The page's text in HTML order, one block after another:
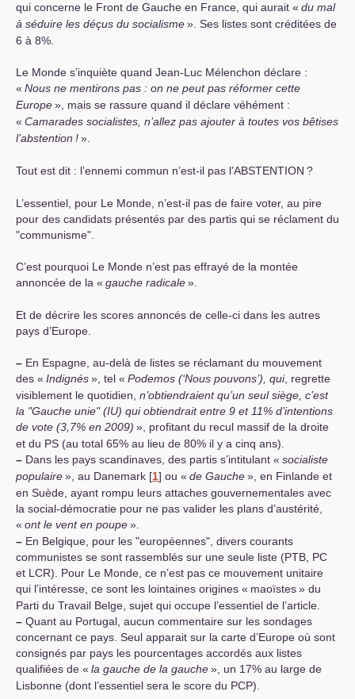
qui concerne le Front de Gauche en France, qui aurait « du mal
à séduire les déçus du socialisme». Ses listes sont créditées de
6 à 8%.
Le Monde s’inquiète quand Jean-Luc Mélenchon déclare :
« Nous ne mentirons pas : on ne peut pas réformer cette
Europe», mais se rassure quand il déclare véhément :
« Camarades socialistes, n’allez pas ajouter à toutes vos bêtises
l’abstention !».
Tout est dit : l’ennemi commun n’est-il pas l’ABSTENTION ?
L’essentiel, pour Le Monde, n’est-il pas de faire voter, au pire
pour des candidats présentés par des partis qui se réclament du
"communisme".
C’est pourquoi Le Monde n’est pas effrayé de la montée
annoncée de la « gauche radicale».
Et de décrire les scores annoncés de celle-ci dans les autres
pays d’Europe.
– En Espagne, au-delà de listes se réclamant du mouvement
des « Indignés», tel « Podemos (‘Nous pouvons’), qui, regrette
visiblement le quotidien, n’obtiendraient qu’un seul siège, c’est
la "Gauche unie" (IU) qui obtiendrait entre 9 et 11% d’intentions
de vote (3,7% en 2009) », profitant du recul massif de la droite
et du PS (au total 65% au lieu de 80% il y a cinq ans).
– Dans les pays scandinaves, des partis s’intitulant « socialiste
populaire», au Danemark [1] ou « de Gauche», en Finlande et
en Suède, ayant rompu leurs attaches gouvernementales avec
la social-démocratie pour ne pas valider les plans d’austérité,
« ont le vent en poupe».
– En Belgique, pour les "européennes", divers courants
communistes se sont rassemblés sur une seule liste (PTB PC
et LCR). Pour Le Monde, ce n’est pas ce mouvement unitaire
qui l’intéresse, ce sont les lointaines origines « maoïstes» du
Parti du Travail Belge, sujet qui occupe l’essentiel de l’article.
– Quant au Portugal, aucun commentaire sur les sondages
concernant ce pays. Seul apparait sur la carte d’Europe où sont
consignés par pays les pourcentages accordés aux listes
qualifiées de « la gauche de la gauche», un 17% au large de
Lisbonne (dont l’essentiel sera le score du PCP).